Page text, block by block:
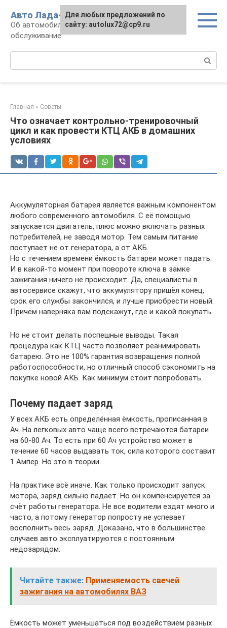
контенту
Авто Лада-люкс
Об автомобилях LADA: эксплуатация и
обслуживание
Главная » Советы
Что означает контрольно-тренировочный
цикл и как провести КТЦ АКБ в домашних
условиях
Аккумуляторная батарея является важным компонентом
любого современного автомобиля. С её помощью
запускается двигатель, плюс можно включать разных
потребителей, не заводя мотор. Тем самым питание
поступает не от генератора, а от АКБ.
Но с течением времени ёмкость батареи может падать.
И в какой-то момент при повороте ключа в замке
зажигания ничего не происходит. Да, специалисты в
автосервисе скажут, что аккумулятору пришёл конец,
срок его службы закончился, и лучше приобрести новый.
Причём наверняка вам подскажут, где и какой покупать.
Но не стоит делать поспешные выводы. Такая
процедура как КТЦ часто позволяет реанимировать
батарею. Это не 100% гарантия возвращения полной
работоспособности, но отличный способ сэкономить на
покупке новой АКБ. Как минимум стоит попробовать.
Почему падает заряд
У всех АКБ есть определённая ёмкость, прописанная в
Ач. На легковых авто чаще всего встречаются батареи
на 60-80 Ач. То есть при 60 Ач устройство может в
течение 60 часов выдавать ток, сила которого составит
1 Ампер. Но это в теории.
На практике всё иначе. Как только происходит запуск
мотора, заряд сильно падает. Но он компенсируется за
счёт работы генератора. Не все водители ездят много и
часто, а потому генератор попросту не успевает
восполнить весь заряд. Доказано, что в большинстве
случаев авто эксплуатируются с постоянным
недозарядом.
Читайте также: Применяемость свечей
зажигания на автомобилях ВАЗ
Ёмкость может уменьшаться под воздействием разных
Для любых предложений по
сайту: autolux72@cp9.ru